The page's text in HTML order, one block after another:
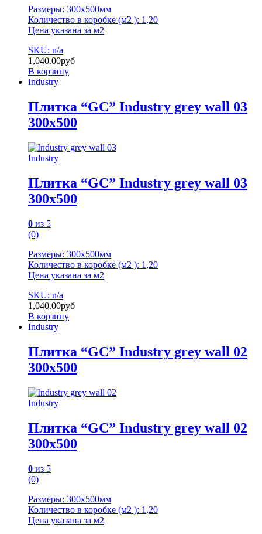
Размеры: 300х500мм
Количество в коробке (м2 ): 1,20
Цена указана за м2
SKU: n/a
1,040.00руб
В корзину
Industry
Плитка “GC” Industry grey wall 03
300х500
Industry
Плитка “GC” Industry grey wall 03
300х500
0 из 5
(0)
Размеры: 300х500мм
Количество в коробке (м2 ): 1,20
Цена указана за м2
SKU: n/a
1,040.00руб
В корзину
Industry
Плитка “GC” Industry grey wall 02
300х500
Industry
Плитка “GC” Industry grey wall 02
300х500
0 из 5
(0)
Размеры: 300х500мм
Количество в коробке (м2 ): 1,20
Цена указана за м2